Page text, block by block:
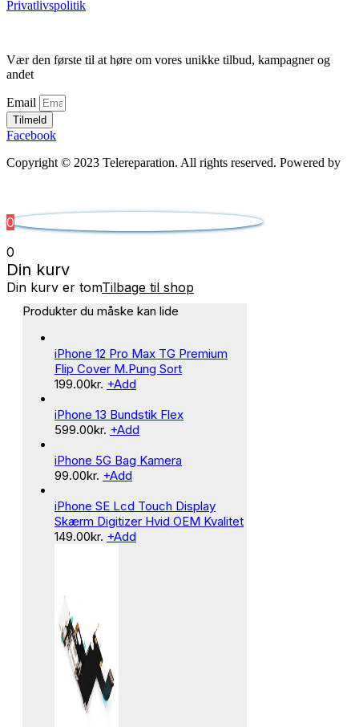
Privatlivspolitik
Vær den første til at høre om vores unikke tilbud, kampagner og
andet
Email
Tilmeld
Facebook
Copyright © 2023 Telereparation. All rights reserved. Powered by
0
0
Din kurv
Din kurv er tomTilbage til shop
Produkter du måske kan lide
iPhone 12 Pro Max TG Premium
Flip Cover M.Pung Sort
199.00kr. +Add
iPhone 13 Bundstik Flex
599.00kr. +Add
iPhone 5G Bag Kamera
99.00kr. +Add
iPhone SE Lcd Touch Display
Skærm Digitizer Hvid OEM Kvalitet
149.00kr. +Add